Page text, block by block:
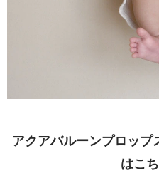
アクアバルーンプロッ
はこ